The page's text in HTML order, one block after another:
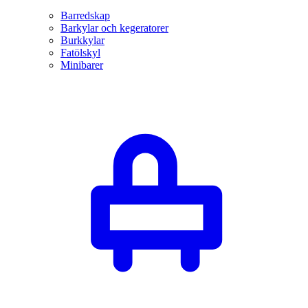
Barredskap
Barkylar och kegeratorer
Burkkylar
Fatölskyl
Minibarer